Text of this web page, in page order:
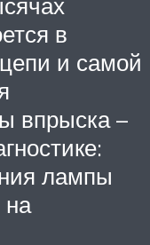
в
и самой
впрыска –
лампы
на